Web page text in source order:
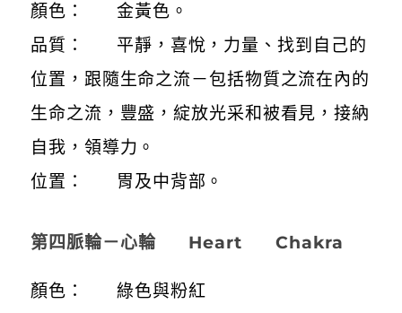
顏色： 金黃色。
品質： 平靜，喜悅，力量、找到自己的
位置，跟隨生命之流－包括物質之流在內的
生命之流，豐盛，綻放光采和被看見，接納
自我，領導力。
位置： 胃及中背部。
第四脈輪－心輪 Heart Chakra
顏色： 綠色與粉紅